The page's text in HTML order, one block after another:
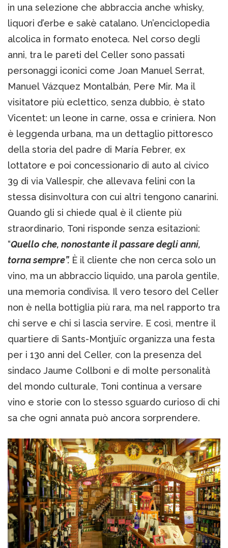
in una selezione che abbraccia anche whisky,
liquori d’erbe e sakè catalano. Un’enciclopedia
alcolica in formato enoteca. Nel corso degli
anni, tra le pareti del Celler sono passati
personaggi iconici come Joan Manuel Serrat,
Manuel Vázquez Montalbán, Pere Mir. Ma il
visitatore più eclettico, senza dubbio, è stato
Vicentet: un leone in carne, ossa e criniera. Non
è leggenda urbana, ma un dettaglio pittoresco
della storia del padre di María Febrer, ex
lottatore e poi concessionario di auto al civico
39 di via Vallespir, che allevava felini con la
stessa disinvoltura con cui altri tengono canarini.
Quando gli si chiede qual è il cliente più
straordinario, Toni risponde senza esitazioni:
“Quello che, nonostante il passare degli anni,
torna sempre”. È il cliente che non cerca solo un
vino, ma un abbraccio liquido, una parola gentile,
una memoria condivisa. Il vero tesoro del Celler
non è nella bottiglia più rara, ma nel rapporto tra
chi serve e chi si lascia servire. E così, mentre il
quartiere di Sants-Montjuïc organizza una festa
per i 130 anni del Celler, con la presenza del
sindaco Jaume Collboni e di molte personalità
del mondo culturale, Toni continua a versare
vino e storie con lo stesso sguardo curioso di chi
sa che ogni annata può ancora sorprendere.